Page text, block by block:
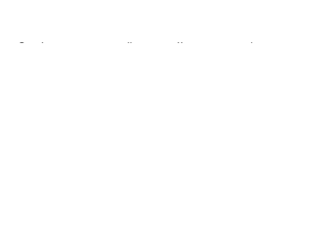
Эль Фаннинг на красной дорожке Каннского кинофестиваля